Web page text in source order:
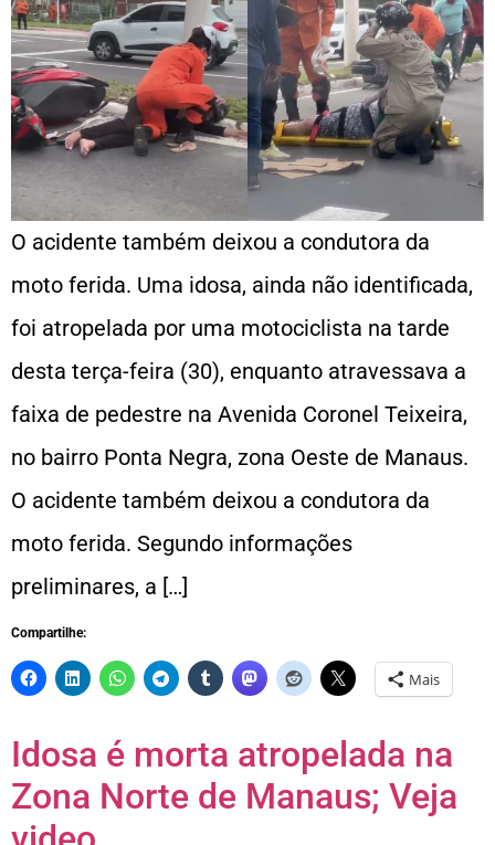
O acidente também deixou a condutora da
moto ferida. Uma idosa, ainda não identificada,
foi atropelada por uma motociclista na tarde
desta terça-feira (30), enquanto atravessava a
faixa de pedestre na Avenida Coronel Teixeira,
no bairro Ponta Negra, zona Oeste de Manaus.
O acidente também deixou a condutora da
moto ferida. Segundo informações
preliminares, a […]
Compartilhe:
Mais
Idosa é morta atropelada na
Zona Norte de Manaus; Veja